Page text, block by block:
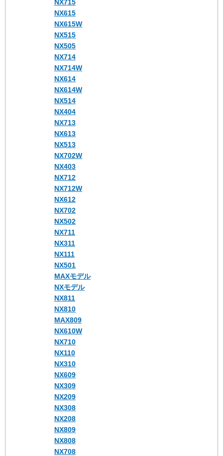
NX715
NX615
NX615W
NX515
NX505
NX714
NX714W
NX614
NX614W
NX514
NX404
NX713
NX613
NX513
NX702W
NX403
NX712
NX712W
NX612
NX702
NX502
NX711
NX311
NX111
NX501
MAXモデル
NXモデル
NX811
NX810
MAX809
NX610W
NX710
NX110
NX310
NX609
NX309
NX209
NX308
NX208
NX809
NX808
NX708